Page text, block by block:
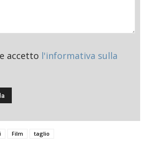
accetto l'informativa sulla
Film taglio